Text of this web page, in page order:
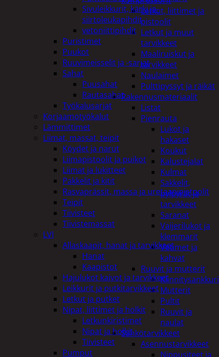
Letkut, liittimet ja
pistoolit
Letkut ja muut
tarvikkeet
Maaliruiskut ja
tarvikkeet
Naulaimet
Pulttipyssyt ja räikät
Rakennusmateriaalit
Listat
Pienrauta
Lukot ja
hakaset
Koukut
Kalustejalat
Kulmat
Sakkelit,
pylpyrät ja
tarvikkeet
Saranat
Vaijerilukot ja
klemmarit
Vetimet ja
kahvat
Ruuvit ja mutterit
Mutterit
Pultit
Ruuvit ja
naulat
Sähkötarvikkeet
Asennustarvikkeet
Nippusiteet ja
Sivuleikkurit, kärki ja-
siirtoleukapihdit
vetoniittipihdit
Puristimet
Puukot
Ruuvimeisselit ja -sarjat
Sahat
Puusahat
Rautasahat
Työkalusarjat
Korjaamotyökalut
Lämmittimet
Liimat, massat, teipit
Köydet ja narut
Liimapistoolit ja puikot
Liimat ja lukitteet
Pakkelit ja kitit
Rasvaprässit, massa ja uretaanipistoolit
Teipit
Tiivisteet
Tiivistemassat
LVI
Allaskaapit, hanat ja tarvikkeet
Hanat
Kaapistot
Hajulukot kaivot ja tarvikkeet
Leikkurit ja putkitarvikkeet
Letkut ja putket
Nipat, liittimet ja holkit
Letkunkiristimet
Nipat ja holkit
Tiivisteet
Pumput